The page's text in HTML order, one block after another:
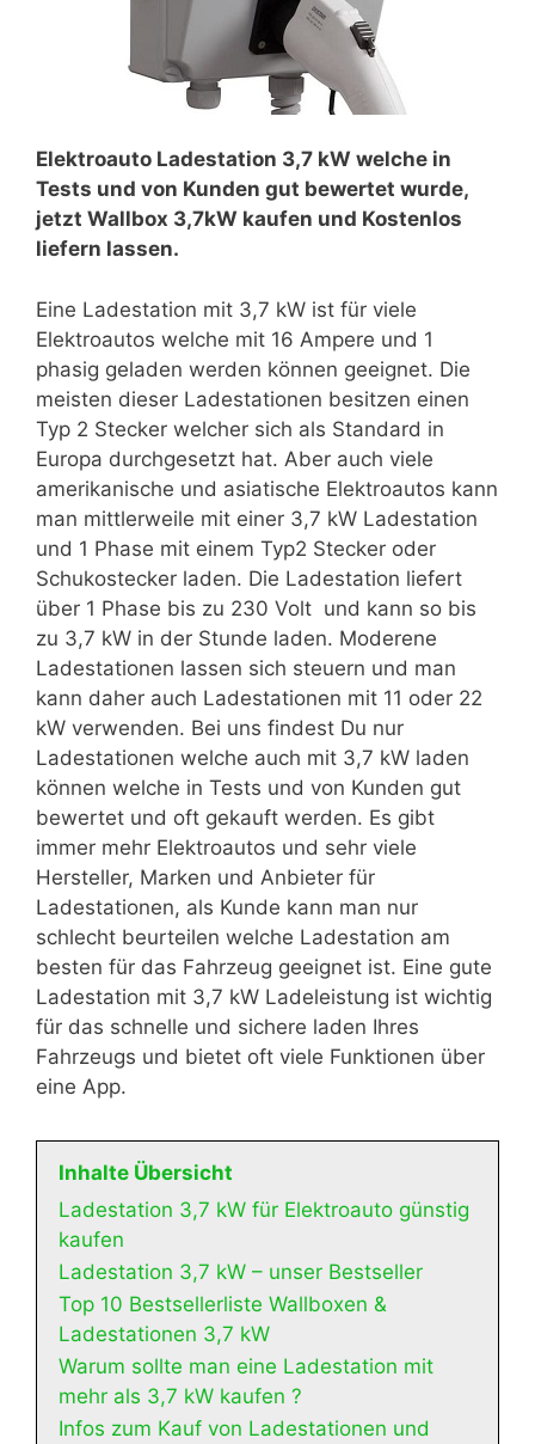
Elektroauto Ladestation 3,7 kW welche in
Tests und von Kunden gut bewertet wurde,
jetzt Wallbox 3,7kW kaufen und Kostenlos
liefern lassen.
Eine Ladestation mit 3,7 kW ist für viele
Elektroautos welche mit 16 Ampere und 1
phasig geladen werden können geeignet. Die
meisten dieser Ladestationen besitzen einen
Typ 2 Stecker welcher sich als Standard in
Europa durchgesetzt hat. Aber auch viele
amerikanische und asiatische Elektroautos kann
man mittlerweile mit einer 3,7 kW Ladestation
und 1 Phase mit einem Typ2 Stecker oder
Schukostecker laden. Die Ladestation liefert
über 1 Phase bis zu 230 Volt und kann so bis
zu 3,7 kW in der Stunde laden. Moderene
Ladestationen lassen sich steuern und man
kann daher auch Ladestationen mit 11 oder 22
kW verwenden. Bei uns findest Du nur
Ladestationen welche auch mit 3,7 kW laden
können welche in Tests und von Kunden gut
bewertet und oft gekauft werden. Es gibt
immer mehr Elektroautos und sehr viele
Hersteller, Marken und Anbieter für
Ladestationen, als Kunde kann man nur
schlecht beurteilen welche Ladestation am
besten für das Fahrzeug geeignet ist. Eine gute
Ladestation mit 3,7 kW Ladeleistung ist wichtig
für das schnelle und sichere laden Ihres
Fahrzeugs und bietet oft viele Funktionen über
eine App.
Inhalte Übersicht
Ladestation 3,7 kW für Elektroauto günstig
kaufen
Ladestation 3,7 kW – unser Bestseller
Top 10 Bestsellerliste Wallboxen &
Ladestationen 3,7 kW
Warum sollte man eine Ladestation mit
mehr als 3,7 kW kaufen ?
Infos zum Kauf von Ladestationen und